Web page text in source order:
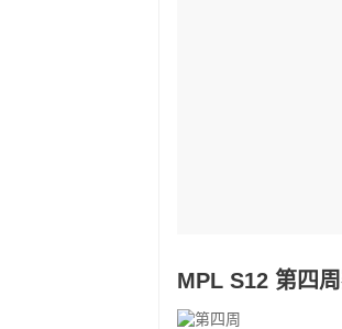
MPL S12 第四